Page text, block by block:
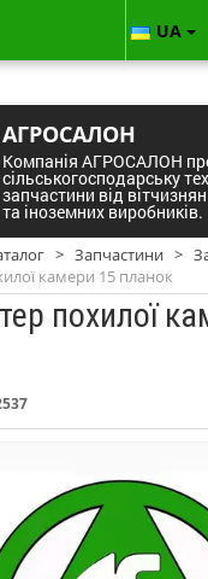
АГРОСАЛОН
Компанія АГРОСАЛОН
сільськогосподарську
запчастини від
та іноземних виробників.
UA
> Запчастини >
камери 15 планок
похилої